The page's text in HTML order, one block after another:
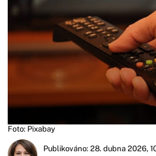
Foto: Pixabay
Publikováno: 28. dubna 2026,